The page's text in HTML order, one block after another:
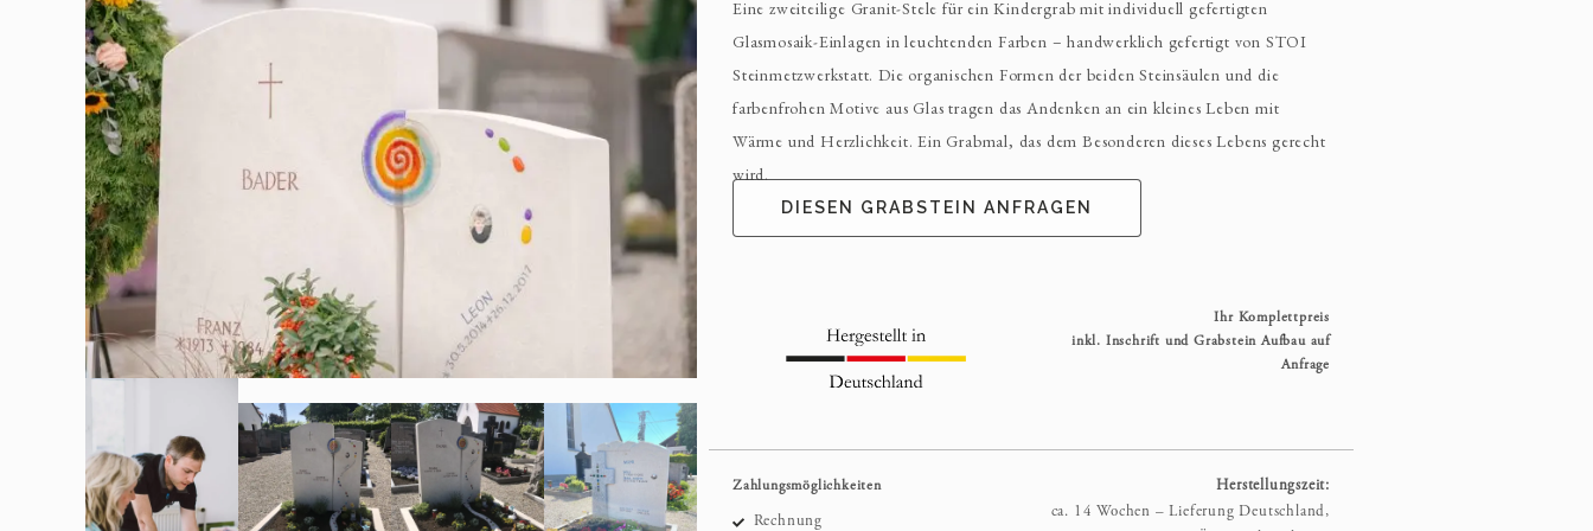
Eine zweiteilige Granit-Stele für ein Kindergrab mit individuell gefertigten
Glasmosaik-Einlagen in leuchtenden Farben – handwerklich gefertigt von STOI
Steinmetzwerkstatt. Die organischen Formen der beiden Steinsäulen und die
farbenfrohen Motive aus Glas tragen das Andenken an ein kleines Leben mit
Wärme und Herzlichkeit. Ein Grabmal, das dem Besonderen dieses Lebens gerecht
wird.
DIESEN GRABSTEIN ANFRAGEN
Ihr Komplettpreis
inkl. Inschrift und Grabstein Aufbau auf
Anfrage
Zahlungsmöglichkeiten
Rechnung
Herstellungszeit:
ca. 14 Wochen – Lieferung Deutschland,